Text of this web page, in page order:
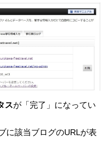
スが「完了」になってい
に該当ブログのURLが表